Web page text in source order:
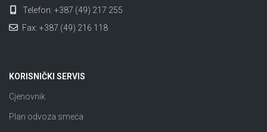
Telefon: +387 (49) 217 255
Fax: +387 (49) 216 118
KORISNIČKI SERVIS
Cjenovnik
Plan odvoza smeća